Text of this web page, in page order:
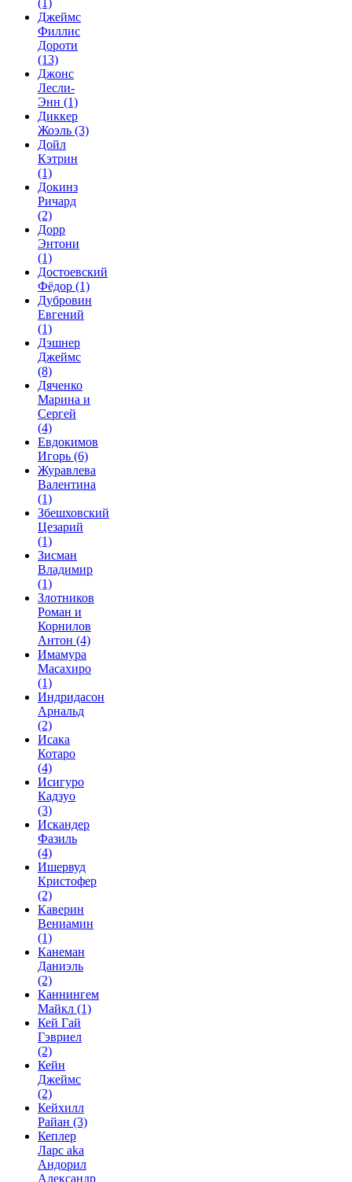
(1)
Джеймс
Филлис
Дороти
(13)
Джонс
Лесли-
Энн (1)
Диккер
Жоэль (3)
Дойл
Кэтрин
(1)
Докинз
Ричард
(2)
Дорр
Энтони
(1)
Достоевский
Фёдор (1)
Дубровин
Евгений
(1)
Дэшнер
Джеймс
(8)
Дяченко
Марина и
Сергей
(4)
Евдокимов
Игорь (6)
Журавлева
Валентина
(1)
Збешховский
Цезарий
(1)
Зисман
Владимир
(1)
Злотников
Роман и
Корнилов
Антон (4)
Имамура
Масахиро
(1)
Индридасон
Арнальд
(2)
Исака
Котаро
(4)
Исигуро
Кадзуо
(3)
Искандер
Фазиль
(4)
Ишервуд
Кристофер
(2)
Каверин
Вениамин
(1)
Канеман
Даниэль
(2)
Каннингем
Майкл (1)
Кей Гай
Гэвриел
(2)
Кейн
Джеймс
(2)
Кейхилл
Райан (3)
Кеплер
Ларс aka
Андорил
Александр